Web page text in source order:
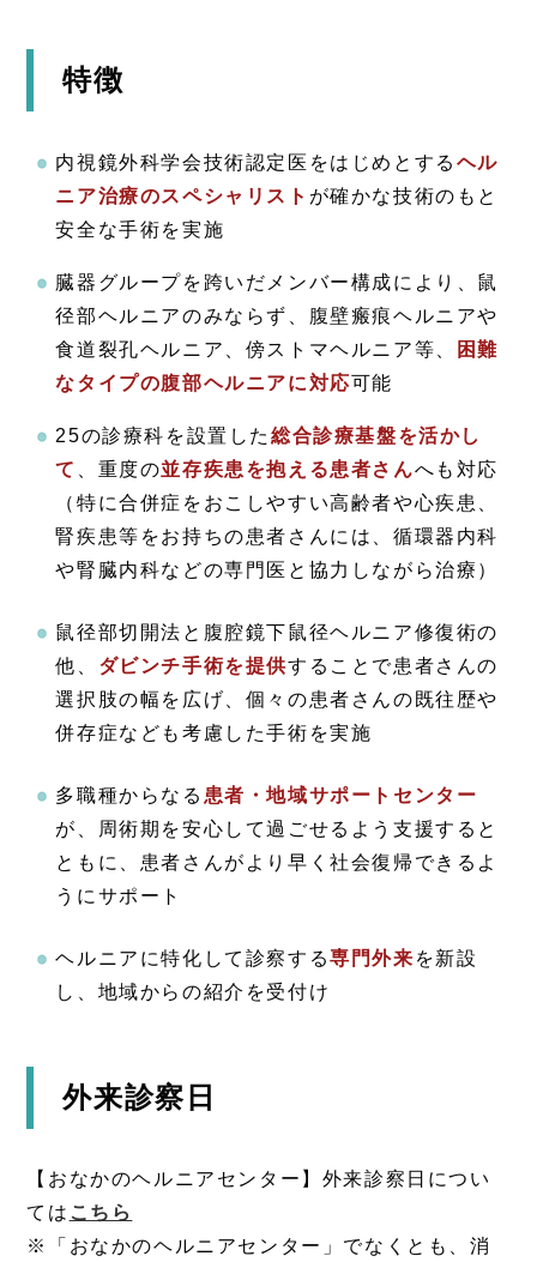
特徴
内視鏡外科学会技術認定医をはじめとする ヘル
ニア治療のスペシャリスト が確かな技術のもと
安全な手術を実施
臓器グループを跨いだメンバー構成により、鼠
径部ヘルニアのみならず、腹壁瘢痕ヘルニアや
食道裂孔ヘルニア、傍ストマヘルニア等、
困難
なタイプの腹部ヘルニアに対応可能
25の診療科を設置した 総合診療基盤を活かし
て
、重度の並存疾患を抱える患者さんへも対応
（特に合併症をおこしやすい高齢者や心疾患、
腎疾患等をお持ちの患者さんには、循環器内科
や腎臓内科などの専門医と協力しながら治療）
鼠径部切開法と腹腔鏡下鼠径ヘルニア修復術の
他、 ダビンチ手術を提供することで患者さんの
選択肢の幅を広げ、個々の患者さんの既往歴や
併存症なども考慮した手術を実施
多職種からなる 患者・地域サポートセンター
が、周術期を安心して過ごせるよう支援すると
ともに、患者さんがより早く社会復帰できるよ
うにサポート
ヘルニアに特化して診察する専門外来 を新設
し、地域からの紹介を受付け
外来診察日
【おなかのヘルニアセンター】外来診察日につい
ては こちら
※「おなかのヘルニアセンター」でなくとも、消